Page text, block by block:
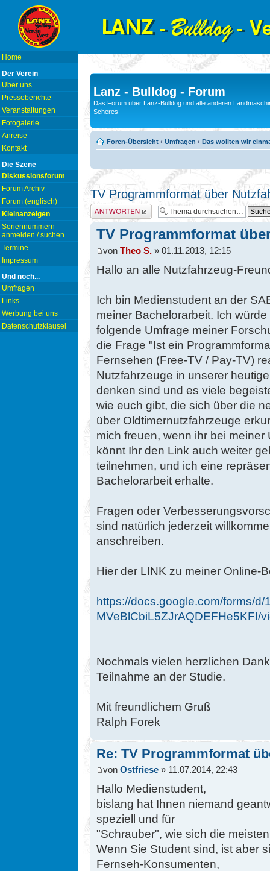
Home
Der Verein
Über uns
Presseberichte
Veranstaltungen
Fotogalerie
Anreise
Kontakt
Die Szene
Diskussionsforum
Forum Archiv
Forum (englisch)
Kleinanzeigen
Seriennummern
anmelden / suchen
Termine
Impressum
Und noch...
Umfragen
Links
Werbung bei uns
Datenschutzklausel
Lanz - Bulldog - Forum
Das Forum über Lanz-Bulldog und alle anderen
Scheres
Foren-Übersicht ‹ Umfragen ‹ Das wollten wir
TV Programmformat über
Antwort erstellen
TV Programmformat
von Theo S. » 01.11.2013, 12:15
Hallo an alle Nutzfahrzeug-
Ich bin Medienstudent an der
meiner Bachelorarbeit. Ich
folgende Umfrage meiner
die Frage "Ist ein
Fernsehen (Free-TV / Pay-TV)
Nutzfahrzeuge in unserer
denken sind und es viele
wie euch gibt, die sich über die
über Oldtimernutzfahrzeuge
mich freuen, wenn ihr bei
könnt Ihr den Link auch weiter
teilnehmen, und ich eine
Bachelorarbeit erhalte.
Fragen oder
sind natürlich jederzeit
anschreiben.
Hier der LINK zu meiner Online-
https://docs.google.com/forms/
MVeBlCbiL5ZJrAQDEFHe5KFI/
Nochmals vielen herzlichen
Teilnahme an der Studie.
Mit freundlichem Gruß
Ralph Forek
Re: TV Programmformat
von Ostfriese » 11.07.2014, 22:43
Hallo Medienstudent,
bislang hat Ihnen niemand
speziell und für
"Schrauber", wie sich die
Wenn Sie Student sind, ist aber
Fernseh-Konsumenten,